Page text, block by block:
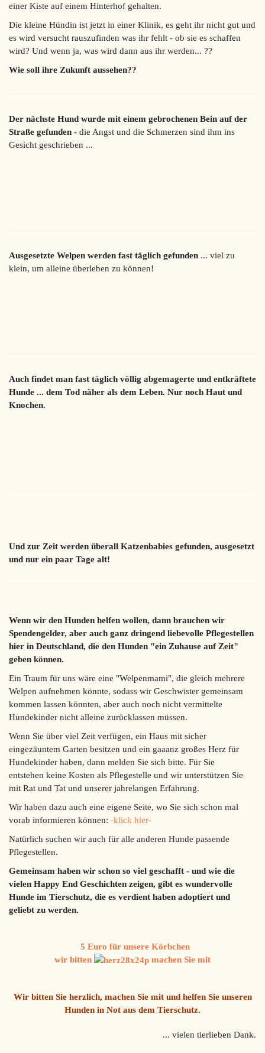
einer Kiste auf einem Hinterhof gehalten.
Die kleine Hündin ist jetzt in einer Klinik, es geht ihr nicht gut und
es wird versucht rauszufinden was ihr fehlt - ob sie es schaffen
wird? Und wenn ja, was wird dann aus ihr werden... ??
Wie soll ihre Zukunft aussehen??
Der nächste Hund wurde mit einem gebrochenen Bein auf der
Straße gefunden - die Angst und die Schmerzen sind ihm ins
Gesicht geschrieben ...
Ausgesetzte Welpen werden fast täglich gefunden ... viel zu
klein, um alleine überleben zu können!
Auch findet man fast täglich völlig abgemagerte und entkräftete
Hunde ... dem Tod näher als dem Leben. Nur noch Haut und
Knochen.
Und zur Zeit werden überall Katzenbabies gefunden, ausgesetzt
und nur ein paar Tage alt!
Wenn wir den Hunden helfen wollen, dann brauchen wir
Spendengelder, aber auch ganz dringend liebevolle Pflegestellen
hier in Deutschland, die den Hunden "ein Zuhause auf Zeit"
geben können.
Ein Traum für uns wäre eine "Welpenmami", die gleich mehrere
Welpen aufnehmen könnte, sodass wir Geschwister gemeinsam
kommen lassen könnten, aber auch noch nicht vermittelte
Hundekinder nicht alleine zurücklassen müssen.
Wenn Sie über viel Zeit verfügen, ein Haus mit sicher
eingezäuntem Garten besitzen und ein gaaanz großes Herz für
Hundekinder haben, dann melden Sie sich bitte. Für Sie
entstehen keine Kosten als Pflegestelle und wir unterstützen Sie
mit Rat und Tat und unserer jahrelangen Erfahrung.
Wir haben dazu auch eine eigene Seite, wo Sie sich schon mal
vorab informieren können: -klick hier-
Natürlich suchen wir auch für alle anderen Hunde passende
Pflegestellen.
Gemeinsam haben wir schon so viel geschafft - und wie die
vielen Happy End Geschichten zeigen, gibt es wundervolle
Hunde im Tierschutz, die es verdient haben adoptiert und
geliebt zu werden.
5 Euro für unsere Körbchen
wir bitten
machen Sie mit
Wir bitten Sie herzlich, machen Sie mit und helfen Sie unseren
Hunden in Not aus dem Tierschutz.
... vielen tierlieben Dank.